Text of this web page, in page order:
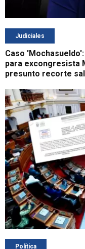
Judiciales
Caso
para excongresista
presunto recorte
Política